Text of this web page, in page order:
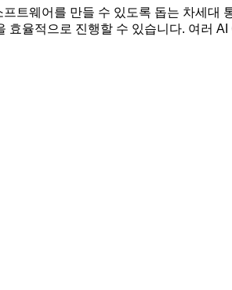
트웨어를 만들 수 있도록 돕는 차세
율적으로 진행할 수 있습니다. 여러